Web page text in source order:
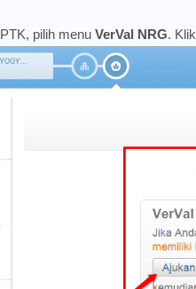
pilih menu VerVal NRG. Klik